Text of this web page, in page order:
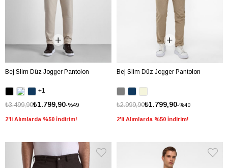
Bej Slim Düz Jogger Pantolon
+1
%49
₺1.799,90
₺3.499,90
2'li Alımlarda %50 İndirim!
Bej Slim Düz Jogger Pantolon
%40
₺1.799,90
₺2.999,90
2'li Alımlarda %50 İndirim!